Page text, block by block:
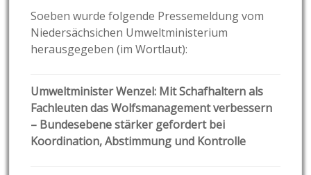
Soeben wurde folgende Pressemeldung vom
Niedersächsichen Umweltministerium
herausgegeben (im Wortlaut):
Umweltminister Wenzel: Mit Schafhaltern als
Fachleuten das Wolfsmanagement verbessern
– Bundesebene stärker gefordertbei
Koordination, Abstimmung und Kontrolle